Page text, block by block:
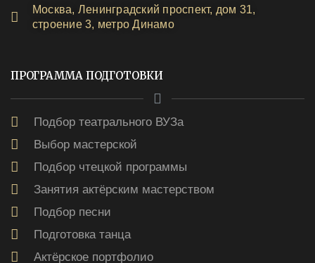
Москва, Ленинградский проспект, дом 31,
строение 3, метро Динамо
ПРОГРАММА ПОДГОТОВКИ
Подбор театрального ВУЗа
Выбор мастерской
Подбор чтецкой программы
Занятия актёрским мастерством
Подбор песни
Подготовка танца
Актёрское портфолио